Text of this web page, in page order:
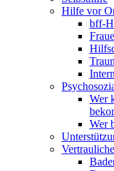
Hilfe vor
bff-
Wer
Wer